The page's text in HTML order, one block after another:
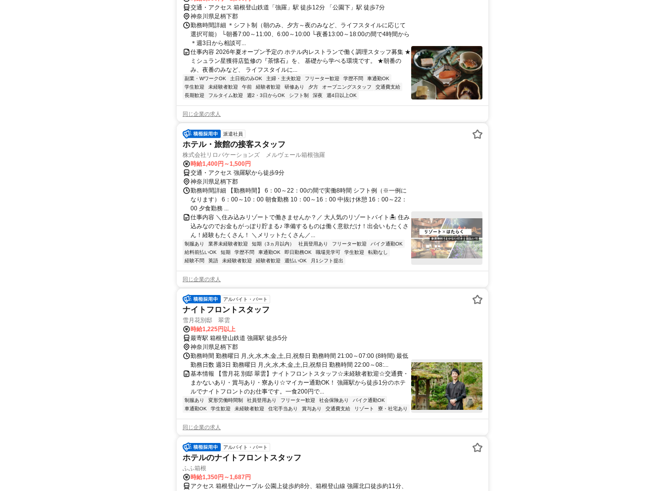
交通・アクセス 箱根登山鉄道「強羅」駅 徒歩12分 「公園下」駅 徒歩7分
神奈川県足柄下郡
勤務時間詳細 ＊シフト制（朝のみ、夕方～夜のみなど、ライフスタイルに応じて
選択可能） └朝番7:00～11:00、6:00～10:00 └夜番13:00～18:00の間で4時間から
＊週3日から相談可...
仕事内容 2026年夏オープン予定の ホテル内レストランで働く調理スタッフ募集 ★
ミシュラン星獲得店監修の『茶懐石』を、 基礎から学べる環境です。 ★朝番の
み、夜番のみなど、 ライフスタイルに...
副業・WワークOK 土日祝のみOK 主婦・主夫歓迎 フリーター歓迎 学歴不問
車通勤OK
学生歓迎
未経験者歓迎 午前 経験者歓迎 研修あり 夕方 オープニングスタッフ
交通費支給
長期歓迎
フルタイム歓迎 週2・3日からOK シフト制 深夜 週4日以上OK
同じ企業の求人
派遣社員
ホテル・旅館の接客スタッフ
株式会社リロバケーションズ メルヴェール箱根強羅
時給1,400円～1,500円
交通・アクセス 強羅駅から徒歩9分
神奈川県足柄下郡
勤務時間詳細 【勤務時間】 6：00～22：00の間で実働8時間 シフト例（※一例に
なります） 6：00～10：00 朝食勤務 10：00～16：00 中抜け休憩 16：00～22：
00 夕食勤務 ...
仕事内容 ＼住み込みリゾートで働きませんか？／ 大人気のリゾートバイト🏝️ 住み
込みなのでお金もがっぽり貯まる♪ 準備するものは働く意欲だけ！出会いもたくさ
ん！経験もたくさん！ ＼メリットたくさん／...
制服あり 業界未経験者歓迎 短期（3ヵ月以内） 社員登用あり フリーター歓迎
バイク通勤OK
給料前払いOK
短期 学歴不問 車通勤OK 即日勤務OK 職場見学可 学生歓迎
転勤なし
経験不問
英語 未経験者歓迎 経験者歓迎 週払いOK 月1シフト提出
同じ企業の求人
アルバイト・パート
ナイトフロントスタッフ
雪月花別邸 翠雲
時給1,225円以上
最寄駅 箱根登山鉄道 強羅駅 徒歩5分
神奈川県足柄下郡
勤務時間 勤務曜日 月,火,水,木,金,土,日,祝祭日 勤務時間 21:00～07:00 (8時間) 最低
勤務日数 週3日 勤務曜日 月,火,水,木,金,土,日,祝祭日 勤務時間 22:00～08:...
基本情報 【雪月花 別邸 翠雲】ナイトフロントスタッフ☆未経験者歓迎☆交通費・
まかないあり・賞与あり・寮あり☆マイカー通勤OK！ 強羅駅から徒歩1分のホテ
ルでナイトフロントのお仕事です。一食200円で...
制服あり 変形労働時間制 社員登用あり フリーター歓迎 社会保険あり
バイク通勤OK
車通勤OK
学生歓迎 未経験者歓迎 住宅手当あり 賞与あり 交通費支給 リゾート 寮・社宅あり
同じ企業の求人
アルバイト・パート
ホテルのナイトフロントスタッフ
ふふ箱根
時給1,350円～1,687円
アクセス 箱根登山ケーブル 公園上徒歩約8分、箱根登山線 強羅北口徒歩約11分、